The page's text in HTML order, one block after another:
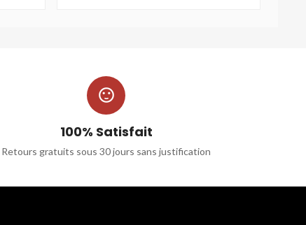

100% Satisfait
Retours gratuits sous 30 jours sans justification